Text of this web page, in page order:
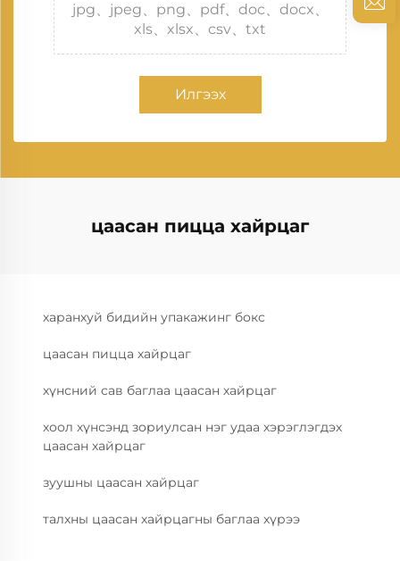
jpg、jpeg、png、pdf、doc、docx、
xls、xlsx、csv、txt
Илгээх
цаасан пицца хайрцаг
харанхуй бидийн упакажинг бокс
цаасан пицца хайрцаг
хүнсний сав баглаа цаасан хайрцаг
хоол хүнсэнд зориулсан нэг удаа хэрэглэгдэх
цаасан хайрцаг
зуушны цаасан хайрцаг
талхны цаасан хайрцагны баглаа хүрээ